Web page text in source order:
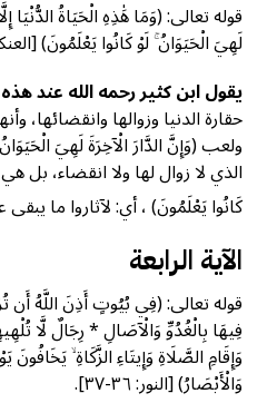
قوله تعالى: (وَمَا هَٰذِهِ الْحَيَاةُ الدُّنْيَا
لَهِيَ الْحَيَوَانُ ۚ لَوْ كَانُوا يَعْلَمُونَ)
يقول ابن كثير رحمه الله عند هذه
حقارة الدنيا وزوالها وانقضائها،
ولعب (وَإِنَّ الدَّارَ الْآخِرَةَ لَهِيَ
الذي لا زوال لها ولا انقضاء، بل
كَانُوا يَعْلَمُونَ) ، أي: لآثاروا ما
الآية الرابعة
قوله تعالى: (فِي بُيُوتٍ أَذِنَ اللَّهُ
فِيهَا بِالْغُدُوِّ وَالْآصَالِ * رِجَالٌ لَّا
وَإِقَامِ الصَّلَاةِ وَإِيتَاءِ الزَّكَاةِ
وَالْأَبْصَارُ) [النور: ۳٦-۳۷].